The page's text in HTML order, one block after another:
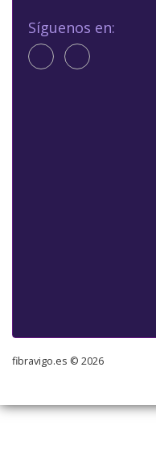
Síguenos en:
fibravigo.es © 2026